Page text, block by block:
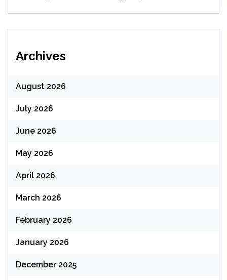
Archives
August 2026
July 2026
June 2026
May 2026
April 2026
March 2026
February 2026
January 2026
December 2025